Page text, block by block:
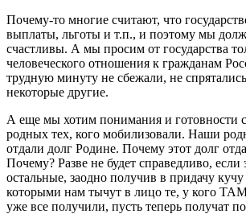
Почему-то многие считают, что
выплаты, льготы и т.п., и поэтому мы
счастливы. А мы просим от государства
человеческого отношения к гражданам
трудную минуту не сбежали, не
некоторые другие.
А еще мы хотим понимания и готовности
родных тех, кого мобилизовали. Наши
отдали долг Родине. Почему этот долг
Почему? Разве не будет справедливо, если
остальные, заодно получив в придачу
которыми нам тычут в лицо те, у кого
уже все получили, пусть теперь получат